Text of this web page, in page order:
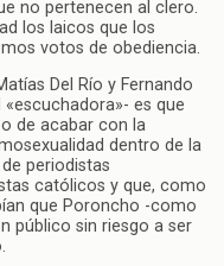
no pertenecen al clero.
los laicos que los
votos de obediencia.
Del Río y Fernando
es que
de acabar con la
dentro de la
periodistas
católicos y que, como
que Poroncho -como
público sin riesgo a ser